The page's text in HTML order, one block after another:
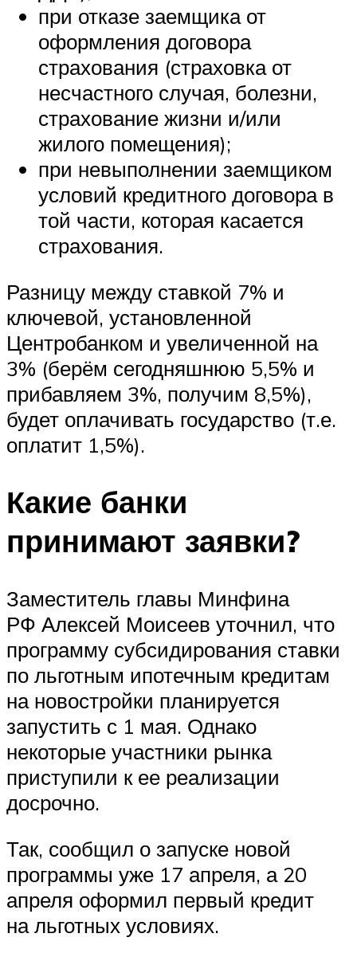
при отказе заемщика от
оформления договора
страхования (страховка от
несчастного случая, болезни,
страхование жизни и/или
жилого помещения);
при невыполнении заемщиком
условий кредитного договора в
той части, которая касается
страхования.
Разницу между ставкой 7% и
ключевой, установленной
Центробанком и увеличенной на
3% (берём сегодняшнюю 5,5% и
прибавляем 3%, получим 8,5%),
будет оплачивать государство (т.е.
оплатит 1,5%).
Какие банки
принимают заявки?
Заместитель главы Минфина
РФ Алексей Моисеев уточнил, что
программу субсидирования ставки
по льготным ипотечным кредитам
на новостройки планируется
запустить с 1 мая. Однако
некоторые участники рынка
приступили к ее реализации
досрочно.
Так, сообщил о запуске новой
программы уже 17 апреля, а 20
апреля оформил первый кредит
на льготных условиях.